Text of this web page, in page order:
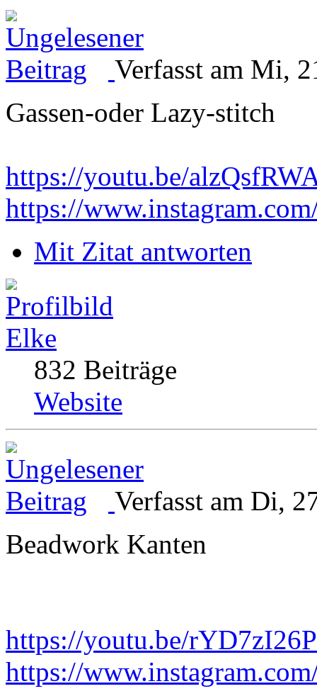
Verfasst am Mi,
Gassen-oder Lazy-stitch
https://youtu.be/
https://
Mit Zitat antworten
Elke
832 Beiträge
Website
Verfasst am Di,
Beadwork Kanten
https://youtu.be/
https://